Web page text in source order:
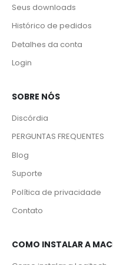
Seus downloads
Histórico de pedidos
Detalhes da conta
Login
SOBRE NÓS
Discórdia
PERGUNTAS FREQUENTES
Blog
Suporte
Política de privacidade
Contato
COMO INSTALAR A